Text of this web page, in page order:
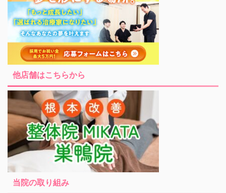
他店舗はこちらから
当院の取り組み